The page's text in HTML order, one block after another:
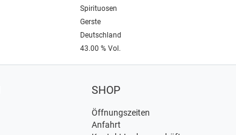
Spirituosen
Gerste
Deutschland
43.00 % Vol.
SHOP
Öffnungszeiten
Anfahrt